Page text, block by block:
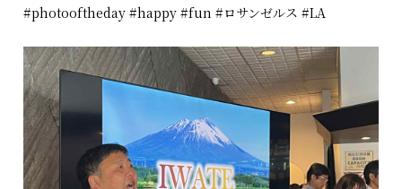
#photooftheday #happy #fun #ロサンゼルス #LA